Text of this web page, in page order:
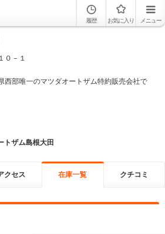
履歴 お気に入り メニュー
０－１
西部唯一のマツダオートザム特約販売会社で
トザム島根大田
クセス 在庫一覧 クチコミ